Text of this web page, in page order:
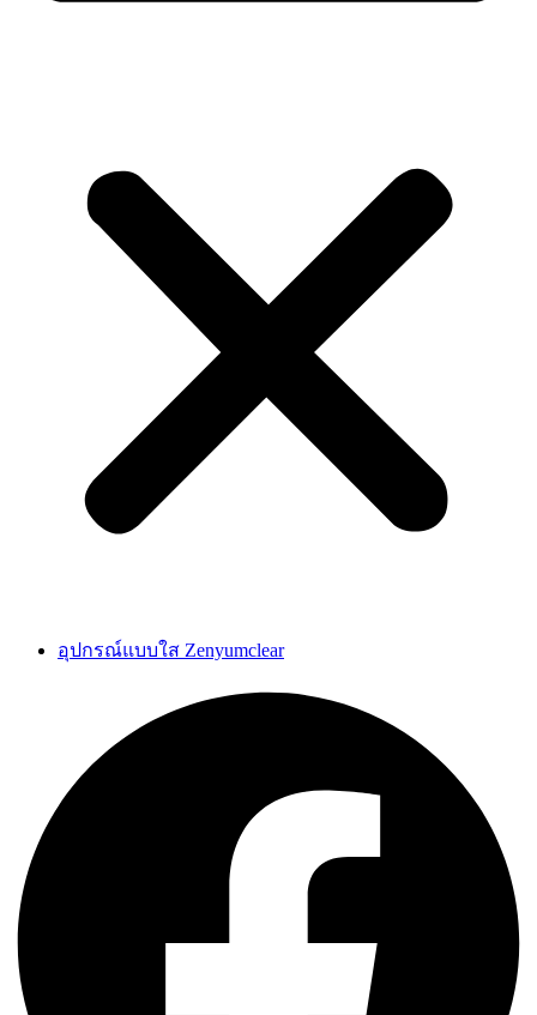
อุปกรณ์แบบใส Zenyumclear